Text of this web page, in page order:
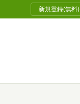
新規登録(無料)